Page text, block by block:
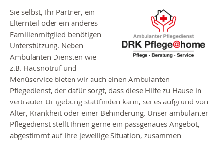
Sie selbst, Ihr Partner, ein
Elternteil oder ein anderes
Familienmitglied benötigen
Unterstützung. Neben
Ambulanten Diensten wie
z.B. Hausnotruf und
Menüservice bieten wir auch einen Ambulanten
Pflegedienst, der dafür sorgt, dass diese Hilfe zu Hause in
vertrauter Umgebung stattfinden kann; sei es aufgrund von
Alter, Krankheit oder einer Behinderung. Unser ambulanter
Pflegedienst stellt Ihnen gerne ein passgenaues Angebot,
abgestimmt auf Ihre jeweilige Situation, zusammen.